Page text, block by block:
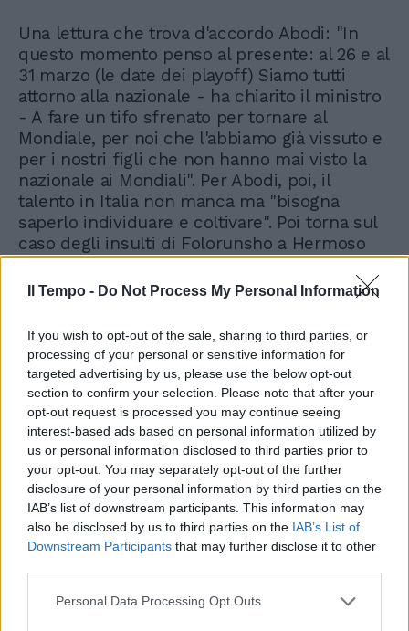
Il Tempo - Do Not Process My Personal Information
If you wish to opt-out of the sale, sharing to third parties, or
processing of your personal or sensitive information for
targeted advertising by us, please use the below opt-out
section to confirm your selection. Please note that after your
opt-out request is processed you may continue seeing
interest-based ads based on personal information utilized by
us or personal information disclosed to third parties prior to
your opt-out. You may separately opt-out of the further
disclosure of your personal information by third parties on the
IAB’s list of downstream participants. This information may
also be disclosed by us to third parties on the IAB’s List of
Downstream Participants that may further disclose it to other
Personal Data Processing Opt Outs
Una lettura che trova d'accordo Abodi: "In
questo momento penso al presente: al 26 e al
31 marzo (le date dei playoff) Siamo tutti
attorno alla nazionale - ha chiarito il ministro
- A fare un tifo sfrenato per tornare al
Mondiale, per noi che l'abbiamo già vissuto e
per i nostri figli che non hanno mai visto la
nazionale ai Mondiali". Per Abodi, poi, il
talento in Italia non manca ma "bisogna
saperlo individuare e coltivare". Poi torna sul
caso degli insulti di Folorunsho a Hermoso
durante Cagliari-Roma di domenica scorsa.
"Se un professionista insulta violentemente e
avversario non può finire a tarallucci e vino
perché quello è un comportamento
antisportivo. E abbiamo visto che spesso ci si
nasconde dietro la burocrazia
dell'interpretazione della norma", osserva, "ci
deve essere un meccanismo sanzionatorio
che faccia capire che non va bene". Sulle
politiche sportive in generale Abodi ribadisce
che lo sport è una "difesa immunitaria
sociale" e parla di "un modello italiano" che
non si accontenta "dei risultati sportivi e
delle prestazioni". Per Gilli "lo sport è una
filosofia di vita che ci insegna a vivere a 360
gradi: dal rispetto delle regole alla convivenza